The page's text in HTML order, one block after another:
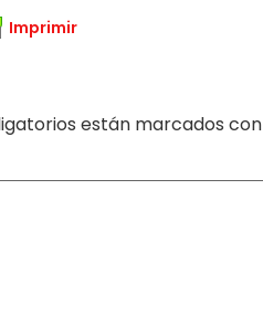
Imprimir
están marcados con